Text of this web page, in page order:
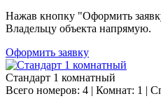
Нажав кнопку "Оформить
Владельцу объекта напрямую.
Оформить заявку
Стандарт 1 комнатный
Всего номеров: 4 | Комнат: 1 |